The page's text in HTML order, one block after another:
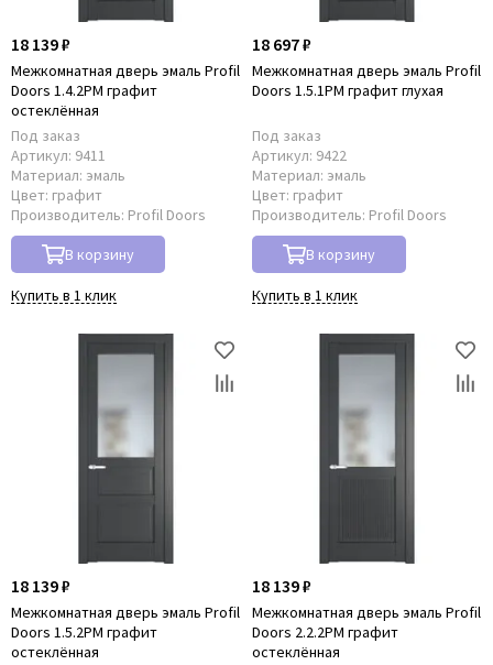
18 139 ₽
Межкомнатная дверь эмаль Profil
Doors 1.4.2PM графит
остеклённая
Под заказ
Артикул: 9411
Материал: эмаль
Цвет: графит
Производитель: Profil Doors
В корзину
Купить в 1 клик
18 697 ₽
Межкомнатная дверь эмаль Profil
Doors 1.5.1PM графит глухая
Под заказ
Артикул: 9422
Материал: эмаль
Цвет: графит
Производитель: Profil Doors
В корзину
Купить в 1 клик
18 139 ₽
Межкомнатная дверь эмаль Profil
Doors 1.5.2PM графит
остеклённая
18 139 ₽
Межкомнатная дверь эмаль Profil
Doors 2.2.2PM графит
остеклённая